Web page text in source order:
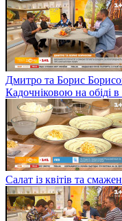
Дмитро та Борис
Кадочніковою на обіді
Салат із квітів та